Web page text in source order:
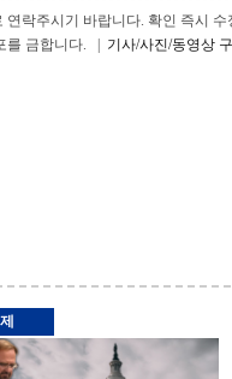
연락주시기 바랍니다. 확인 즉시 수
를 금합니다. | 기사/사진/동영상